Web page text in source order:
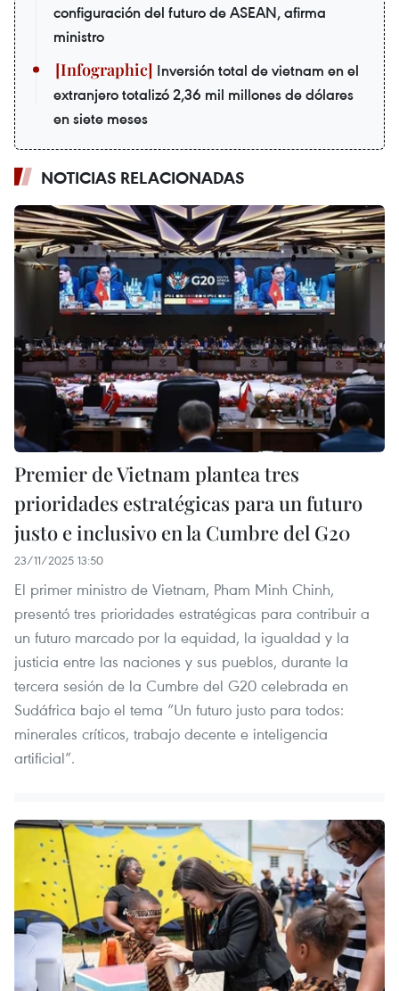
configuración del futuro de ASEAN, afirma
ministro
Inversión total de vietnam en el
extranjero totalizó 2,36 mil millones de dólares
en siete meses
NOTICIAS RELACIONADAS
Premier de Vietnam plantea tres
prioridades estratégicas para un futuro
justo e inclusivo en la Cumbre del G20
23/11/2025 13:50
El primer ministro de Vietnam, Pham Minh Chinh,
presentó tres prioridades estratégicas para contribuir a
un futuro marcado por la equidad, la igualdad y la
justicia entre las naciones y sus pueblos, durante la
tercera sesión de la Cumbre del G20 celebrada en
Sudáfrica bajo el tema “Un futuro justo para todos:
minerales críticos, trabajo decente e inteligencia
artificial”.